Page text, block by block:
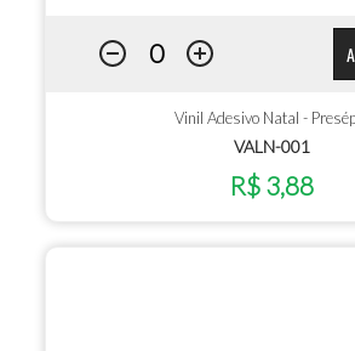
Vinil Adesivo Natal -
VALN-001
R$ 3,88